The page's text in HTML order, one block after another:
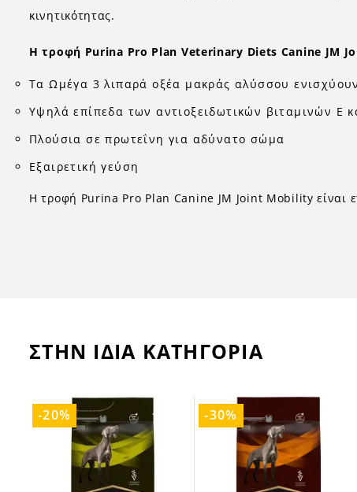
κινητικότητας.
Η τροφή Purina Pro Plan Veterinary Diets Canine JM
Τα Ωμέγα 3 λιπαρά οξέα μακράς αλύσσου
Υψηλά επίπεδα των αντιοξειδωτικών βιταμινών E
Πλούσια σε πρωτεΐνη για αδύνατο σώμα
Εξαιρετική γεύση
Η τροφή Purina Pro Plan Canine JM Joint Mobility είναι
ΣΤΗΝ ΙΔΙΑ ΚΑΤΗΓΟΡΙΑ
-20% -30%